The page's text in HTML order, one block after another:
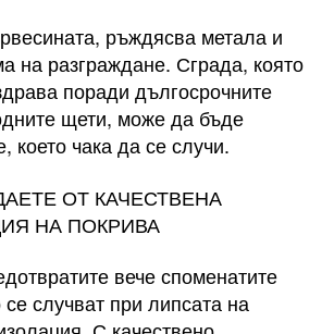
ръждясва метала и
на разграждане. Сграда, която
поради дългосрочните
щети, може да бъде
което чака да се случи.
ОТ КАЧЕСТВЕНА
НА ПОКРИВА
вече споменатите
случват при липсата на